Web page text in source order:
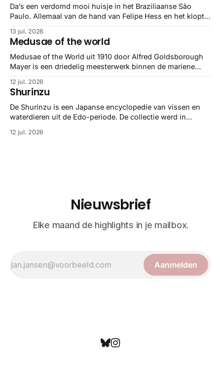
minstens
Da’s een verdomd mooi huisje in het Braziliaanse São
Paulo. Allemaal van de hand van Felipe Hess en het klopt
13 jul. 2026
Medusae of the world
Medusae of the World uit 1910 door Alfred Goldsborough
Mayer is een driedelig meesterwerk binnen de mariene
gedetailleerd overzicht van kwallensoorten en hun
taxonomie. Het boek staat bekend om de combinatie van
strikte wetenschap met prachtige, handgetekende
illustraties en kleurendrukplaten van Mayer zelf.
12 jul. 2026
Shurinzu
De Shurinzu is een Japanse encyclopedie van vissen en
waterdieren uit de Edo-periode. De collectie werd in
bekend om verfijnde technieken en bijna driedimensionale
12 jul. 2026
Nieuwsbrief
Elke maand de highlights in je mailbox.
Aanmelden